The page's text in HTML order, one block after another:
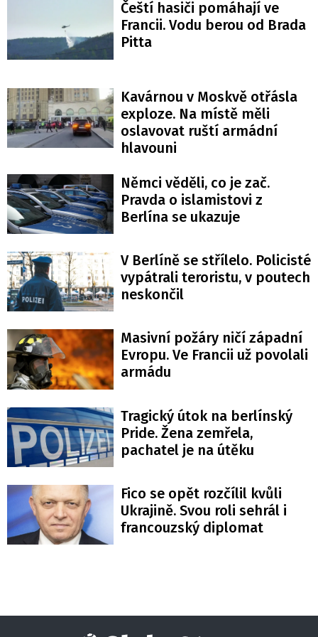
Čeští hasiči pomáhají ve
Francii. Vodu berou od Brada
Pitta
Kavárnou v Moskvě otřásla
exploze. Na místě měli
oslavovat ruští armádní
hlavouni
Němci věděli, co je zač.
Pravda o islamistovi z
Berlína se ukazuje
V Berlíně se střílelo. Policisté
vypátrali teroristu, v poutech
neskončil
Masivní požáry ničí západní
Evropu. Ve Francii už povolali
armádu
Tragický útok na berlínský
Pride. Žena zemřela,
pachatel je na útěku
Fico se opět rozčílil kvůli
Ukrajině. Svou roli sehrál i
francouzský diplomat